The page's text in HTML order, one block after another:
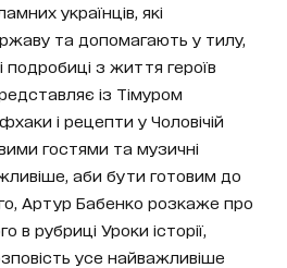
українців, які
та допомагають у тилу,
подробиці з життя героїв
із Тімуром
і рецепти у Чоловічій
гостями та музичні
аби бути готовим до
Артур Бабенко розкаже про
в рубриці Уроки історії,
усе найважливіше